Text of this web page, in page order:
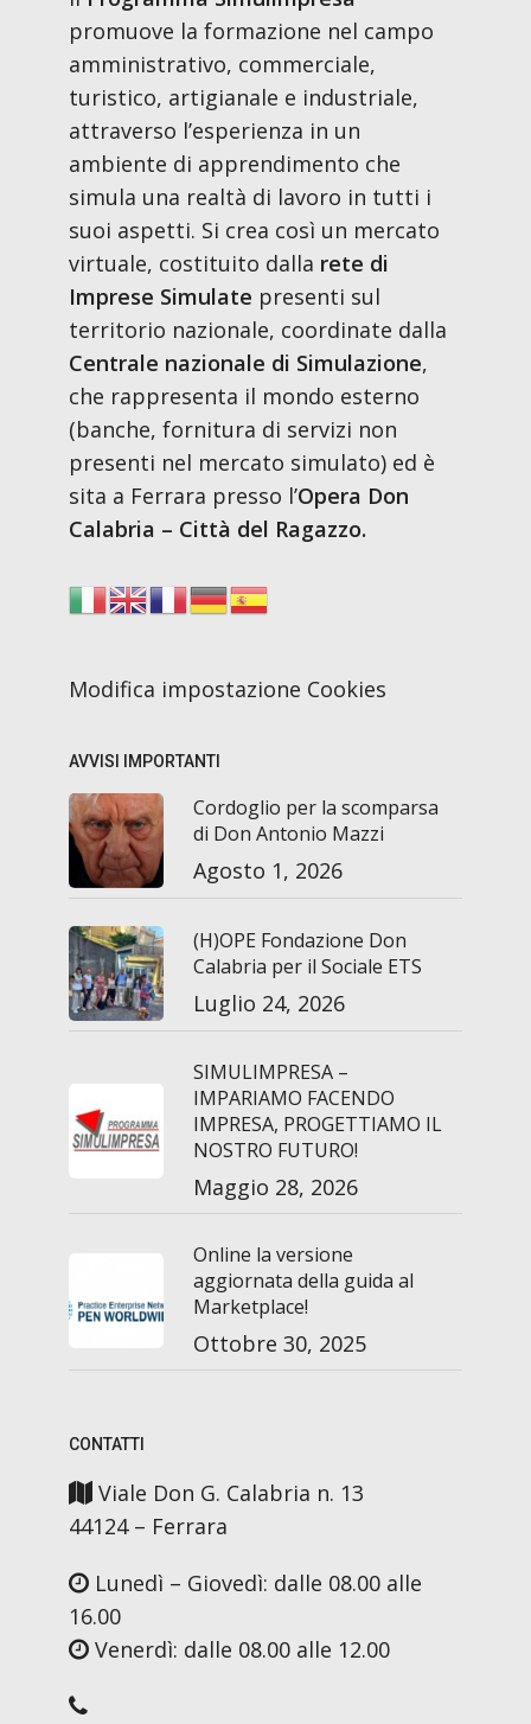
promuove la formazione nel campo
amministrativo, commerciale,
turistico, artigianale e industriale,
attraverso l’esperienza in un
ambiente di apprendimento che
simula una realtà di lavoro in tutti i
suoi aspetti. Si crea così un mercato
virtuale, costituito dalla rete di
Imprese Simulate presenti sul
territorio nazionale, coordinate dalla
Centrale nazionale di Simulazione,
che rappresenta il mondo esterno
(banche, fornitura di servizi non
presenti nel mercato simulato) ed è
sita a Ferrara presso l’Opera Don
Calabria – Città del Ragazzo.
Modifica impostazione Cookies
AVVISI IMPORTANTI
Cordoglio per la scomparsa
di Don Antonio Mazzi
Agosto 1, 2026
(H)OPE Fondazione Don
Calabria per il Sociale ETS
Luglio 24, 2026
SIMULIMPRESA –
IMPARIAMO FACENDO
IMPRESA, PROGETTIAMO IL
NOSTRO FUTURO!
Maggio 28, 2026
Online la versione
aggiornata della guida al
Marketplace!
Ottobre 30, 2025
CONTATTI
Viale Don G. Calabria n. 13
44124 – Ferrara
Lunedì – Giovedì: dalle 08.00 alle
16.00
Venerdì: dalle 08.00 alle 12.00